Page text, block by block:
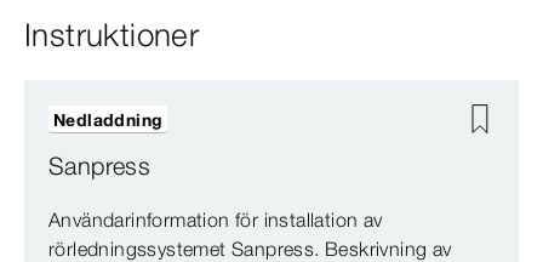
Instruktioner
Sanpress
Användarinformation för installation av
rörledningssystemet Sanpress. Beskrivning av
Nedladdning